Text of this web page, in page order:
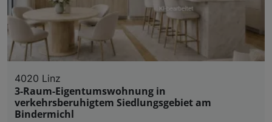
4020 Linz
3-Raum-Eigentumswohnung in
verkehrsberuhigtem Siedlungsgebiet am
Bindermichl